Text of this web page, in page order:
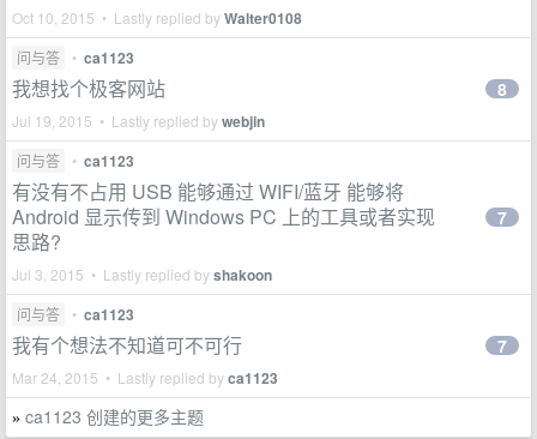
Oct 10, 2015 • Lastly replied byWalter0108
问与答 • ca1123
我想找个极客网站
Jul 19, 2015 • Lastly replied bywebjin
8
问与答 • ca1123
有没有不占用 USB 能够通过 WIFI/蓝牙 能够将
Android 显示传到 Windows PC 上的工具或者实现
思路?
Jul 3, 2015 • Lastly replied byshakoon
7
问与答 • ca1123
我有个想法不知道可不可行
Mar 24, 2015 • Lastly replied byca1123
7
» ca1123 创建的更多主题